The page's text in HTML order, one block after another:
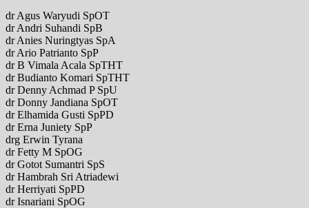
dr Agus Waryudi SpOT
dr Andri Suhandi SpB
dr Anies Nuringtyas SpA
dr Ario Patrianto SpP
dr B Vimala Acala SpTHT
dr Budianto Komari SpTHT
dr Denny Achmad P SpU
dr Donny Jandiana SpOT
dr Elhamida Gusti SpPD
dr Erna Juniety SpP
drg Erwin Tyrana
dr Fetty M SpOG
dr Gotot Sumantri SpS
dr Hambrah Sri Atriadewi
dr Herriyati SpPD
dr Isnariani SpOG